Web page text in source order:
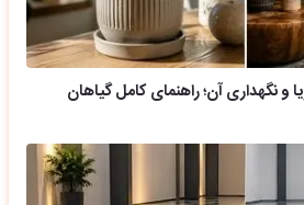
و نگهداری آن؛ راهنمای کامل گیاهان